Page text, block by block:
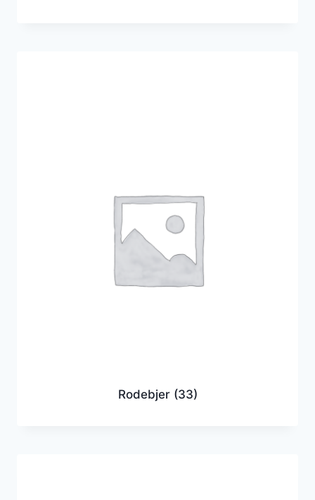
Rodebjer (33)